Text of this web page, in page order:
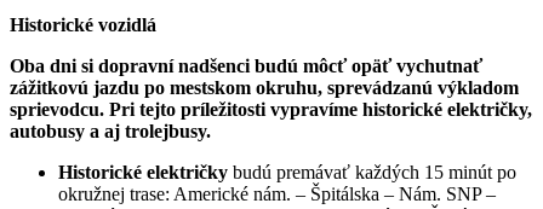
Historické vozidlá
Oba dni si dopravní nadšenci budú môcť opäť vychutnať
zážitkovú jazdu po mestskom okruhu, sprevádzanú výkladom
sprievodcu. Pri tejto príležitosti vypravíme historické električky,
autobusy a aj trolejbusy.
Historické električky budú premávať každých 15 minút po
okružnej trase: Americké nám. – Špitálska – Nám. SNP –